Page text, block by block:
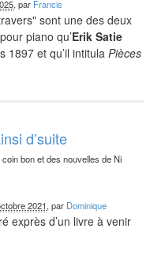
, par Francis
sont une des deux
piano qu’Erik Satie
1897 et qu’il intitulaPièces
d’suite
bon et des nouvelles de Ni
2021, par Dominique
exprès d’un livre à venir